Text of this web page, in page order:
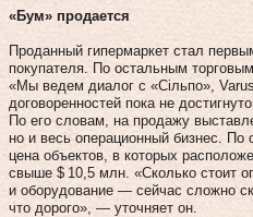
«Бум» продается
Проданный гипермаркет стал
покупателя. По остальным
«Мы ведем диалог с «Сільпо»,
договоренностей пока не
По его словам, на продажу
но и весь операционный бизнес. По
цена объектов, в которых
свыше $ 10,5 млн. «Сколько стоит
и оборудование — сейчас сложно
что дорого», — уточняет он.